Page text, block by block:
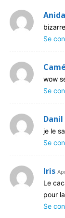
Anida
Se
wow
Se
Danil
je le
Se
Iris
Le
pour
Se